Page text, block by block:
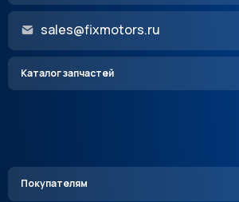
sales@fixmotors.ru
Каталог запчастей
Покупателям